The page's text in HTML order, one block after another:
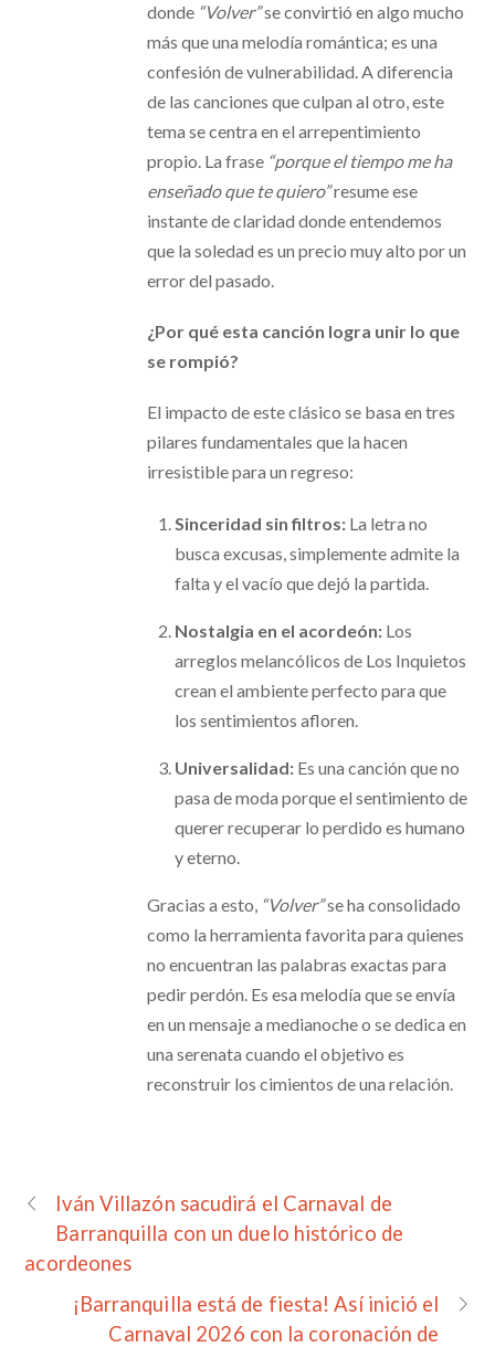
donde“Volver”se convirtió en algo mucho
más que una melodía romántica; es una
confesión de vulnerabilidad. A diferencia
de las canciones que culpan al otro, este
tema se centra en el arrepentimiento
propio. La frase “porque el tiempo me ha
enseñado que te quiero”resume ese
instante de claridad donde entendemos
que la soledad es un precio muy alto por un
error del pasado.
¿Por qué esta canción logra unir lo que
se rompió?
El impacto de este clásico se basa en tres
pilares fundamentales que la hacen
irresistible para un regreso:
Sinceridad sin filtros: La letra no
busca excusas, simplemente admite la
falta y el vacío que dejó la partida.
Nostalgia en el acordeón: Los
arreglos melancólicos de Los Inquietos
crean el ambiente perfecto para que
los sentimientos afloren.
Universalidad: Es una canción que no
pasa de moda porque el sentimiento de
querer recuperar lo perdido es humano
y eterno.
Gracias a esto, “Volver”se ha consolidado
como la herramienta favorita para quienes
no encuentran las palabras exactas para
pedir perdón. Es esa melodía que se envía
en un mensaje a medianoche o se dedica en
una serenata cuando el objetivo es
reconstruir los cimientos de una relación.
Iván Villazón sacudirá el Carnaval de
Barranquilla con un duelo histórico de
acordeones
¡Barranquilla está de fiesta! Así inició el
Carnaval 2026 con la coronación de